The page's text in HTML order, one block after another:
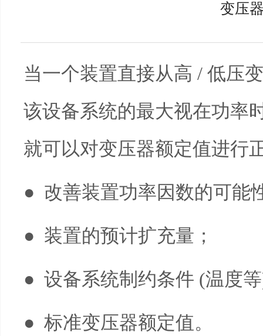
变压
当一个装置直接从高 / 低压
该设备系统的最大视在功率
就可以对变压器额定值进行
● 改善装置功率因数的可能
● 装置的预计扩充量；
● 设备系统制约条件 (温度
● 标准变压器额定值。